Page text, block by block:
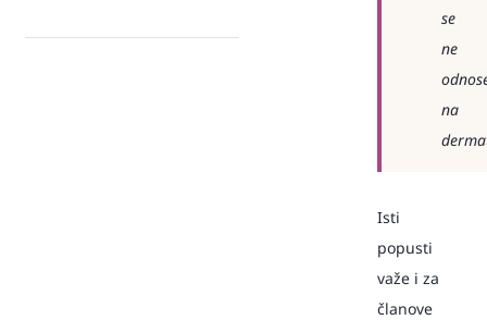
se
ne
na
Isti
popusti
važe i za
članove